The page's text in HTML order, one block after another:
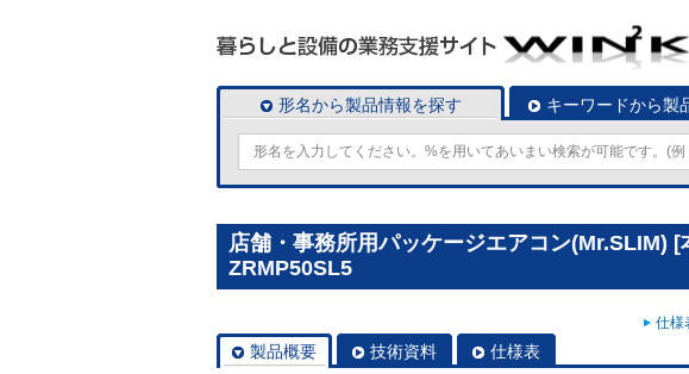
形名から製品情報を探す キーワードから製
店舗・事務所用パッケージエアコン(Mr.SLIM)
ZRMP50SL5
仕様
製品概要 技術資料 仕様表